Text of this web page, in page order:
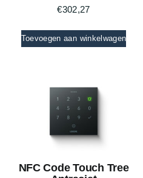
€302,27
Toevoegen aan winkelwagen
NFC Code Touch Tree